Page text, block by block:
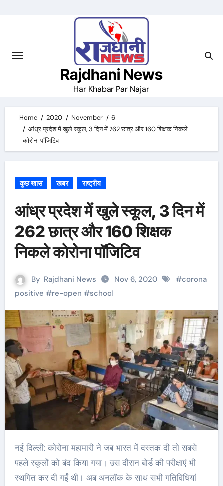
Rajdhani News
Har Khabar Par Najar
Home 2020 November
6
आंध्र प्रदेश में खुले स्कूल, 3 दिन में 262 छात्र और 160 शिक्षक निकले
कोरोना पॉजिटिव
कुछ खास खबर राष्ट्रीय
आंध्र प्रदेश में खुले स्कूल, 3 दिन में
262 छात्र और 160 शिक्षक
निकले कोरोना पॉजिटिव
By Rajdhani News Nov 6, 2020 #corona
positive #re-open #school
नई दिल्ली: कोरोना महामारी ने जब भारत में दस्तक दी तो सबसे
पहले स्कूलों को बंद किया गया। उस दौरान बोर्ड की परीक्षाएं भी
स्थगित कर दी गईं थी। अब अनलॉक के साथ सभी गतिविधियां